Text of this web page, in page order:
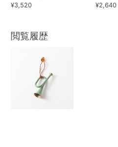
¥3,520
¥2,640
閲覧履歴